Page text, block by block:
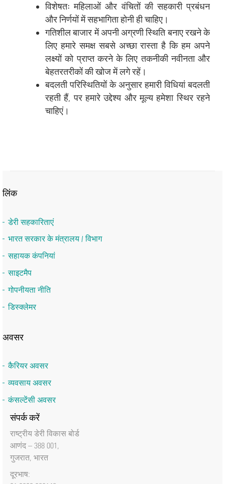
विशेषतः महिलाओं और वंचितों की सहकारी प्रबंधन
और निर्णयों में सहभागिता होनी ही चाहिए।
गतिशील बाजार में अपनी अग्रणी स्थिति बनाए रखने के
लिए हमारे समक्ष सबसे अच्छा रास्ता है कि हम अपने
लक्ष्यों को प्राप्त करने के लिए तकनीकी नवीनता और
बेहतरतरीकों की खोज में लगे रहें।
बदलती परिस्थितियों के अनुसार हमारी विधियां बदलती
रहती हैं, पर हमारे उद्देश्य और मूल्य हमेशा स्थिर रहने
चाहिएं।
लिंक
डेरी सहकारिताएं
भारत सरकार के मंत्रालय / विभाग
सहायक कंपनियां
साइटमैप
गोपनीयता नीति
डिस्क्लेमर
अवसर
कैरियर अवसर
व्यवसाय अवसर
कंसल्टेंसी अवसर
संपर्क करें
राष्‍ट्रीय डेरी विकास बोर्ड
आणंद – 388 001,
गुजरात, भारत
दूरभाष: